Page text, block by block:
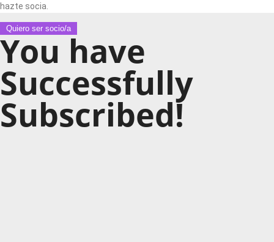
hazte socia.
Quiero ser socio/a
You have
Successfully
Subscribed!